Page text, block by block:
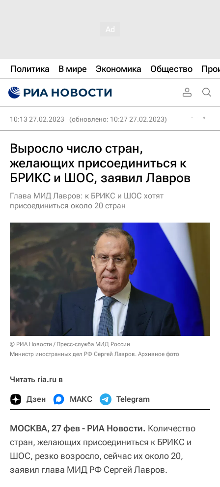
Политика В мире Экономика Общество
10:13 27.02.2023 (обновлено: 10:27 27.02.2023)
Выросло число стран,
желающих присоединиться к
БРИКС и ШОС, заявил Лавров
Глава МИД Лавров: к БРИКС и ШОС хотят
присоединиться около 20 стран
© РИА Новости / Пресс-служба МИД России
Министр иностранных дел РФ Сергей Лавров. Архивное фото
Читать ria.ru в
Дзен МАКС Telegram
МОСКВА, 27 фев - РИА Новости. Количество
стран, желающих присоединиться к БРИКС и
ШОС, резко возросло, сейчас их около 20,
заявил глава МИД РФ Сергей Лавров.